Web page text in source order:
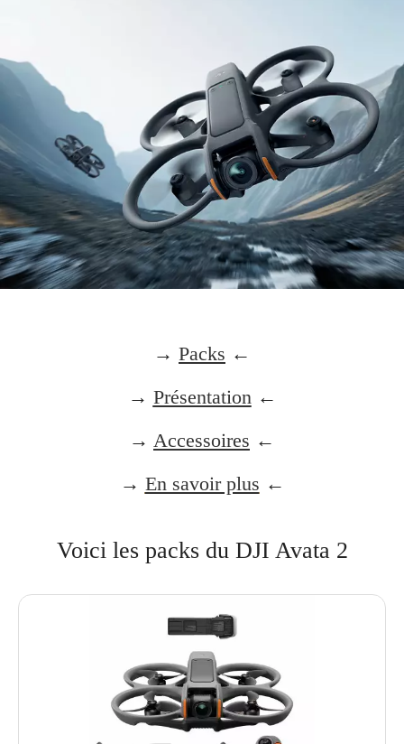
→ Packs ←
→ Présentation←
→ Accessoires ←
→ En savoir plus ←
Voici les packs du DJI Avata 2